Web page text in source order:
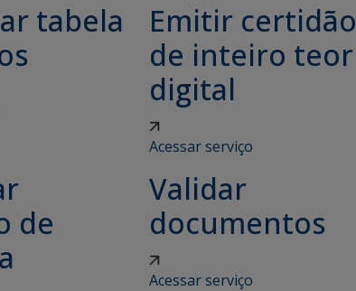
tabela
Emitir certidão
de inteiro teor
digital
Acessar serviço
de
Validar
documentos
Acessar serviço